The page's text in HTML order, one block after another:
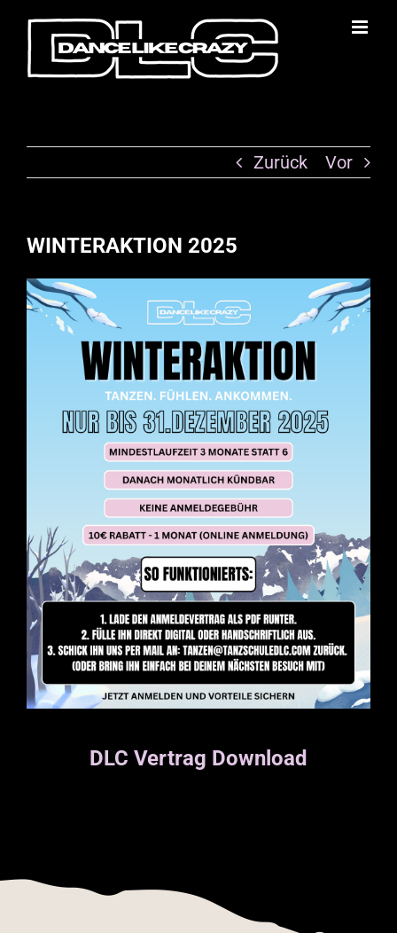
Inhalt
springen
Zurück Vor
WINTERAKTION 2025
DLC Vertrag Download